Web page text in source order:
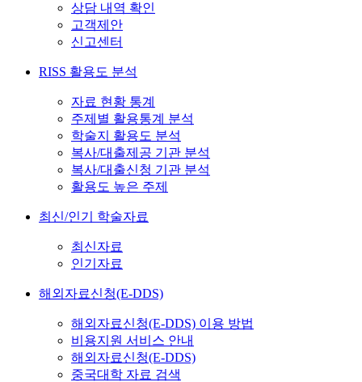
상담 내역 확인
고객제안
신고센터
RISS 활용도 분석
자료 현황 통계
주제별 활용통계 분석
학술지 활용도 분석
복사/대출제공 기관 분석
복사/대출신청 기관 분석
활용도 높은 주제
최신/인기 학술자료
최신자료
인기자료
해외자료신청(E-DDS)
해외자료신청(E-DDS) 이용 방법
비용지원 서비스 안내
해외자료신청(E-DDS)
중국대학 자료 검색